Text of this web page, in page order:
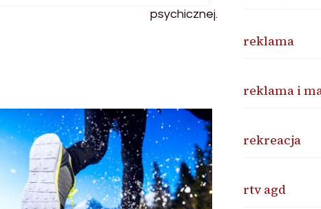
reklama
reklama i
rekreacja
rtv agd